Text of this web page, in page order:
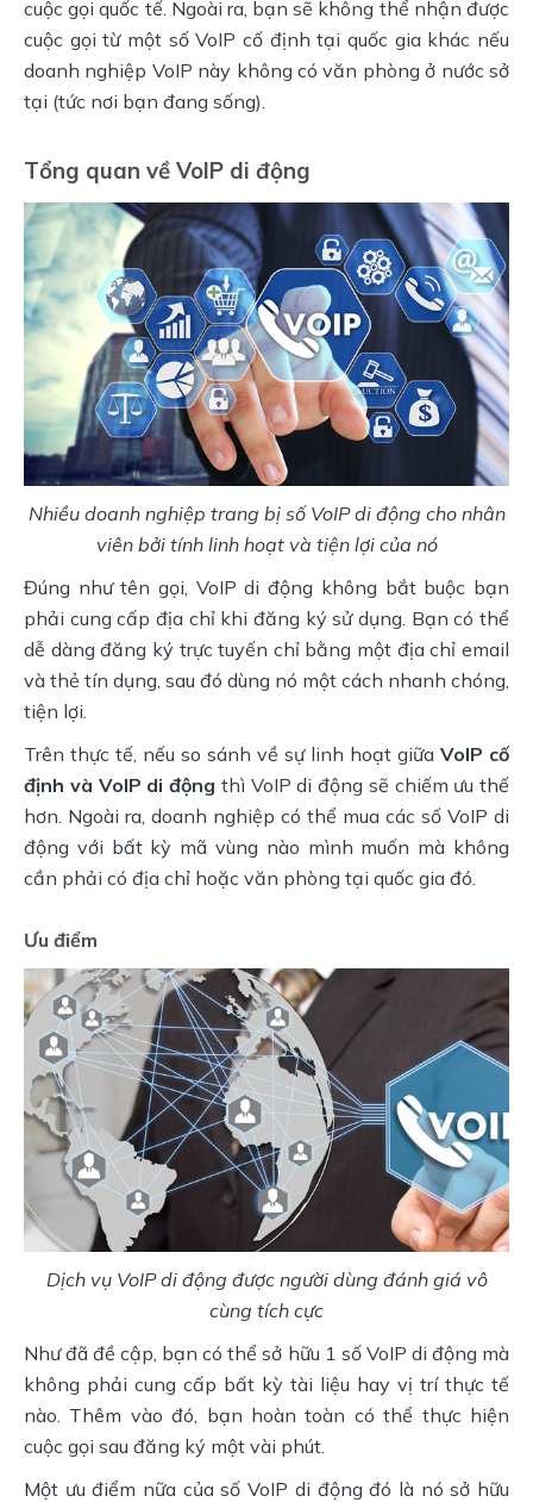
cuộc gọi quốc tế. Ngoài ra, bạn sẽ không thể nhận được
cuộc gọi từ một số VoIP cố định tại quốc gia khác nếu
doanh nghiệp VoIP này không có văn phòng ở nước sở
tại (tức nơi bạn đang sống).
Tổng quan về VoIP di động
Nhiều doanh nghiệp trang bị số VoIP di động cho nhân
viên bởi tính linh hoạt và tiện lợi của nó
Đúng như tên gọi, VoIP di động không bắt buộc bạn
phải cung cấp địa chỉ khi đăng ký sử dụng. Bạn có thể
dễ dàng đăng ký trực tuyến chỉ bằng một địa chỉ email
và thẻ tín dụng, sau đó dùng nó một cách nhanh chóng,
tiện lợi.
Trên thực tế, nếu so sánh về sự linh hoạt giữa VoIP cố
định và VoIP di động thì VoIP di động sẽ chiếm ưu thế
hơn. Ngoài ra, doanh nghiệp có thể mua các số VoIP di
động với bất kỳ mã vùng nào mình muốn mà không
cần phải có địa chỉ hoặc văn phòng tại quốc gia đó.
Ưu điểm
Dịch vụ VoIP di động được người dùng đánh giá vô
cùng tích cực
Như đã đề cập, bạn có thể sở hữu 1 số VoIP di động mà
không phải cung cấp bất kỳ tài liệu hay vị trí thực tế
nào. Thêm vào đó, bạn hoàn toàn có thể thực hiện
cuộc gọi sau đăng ký một vài phút.
Một ưu điểm nữa của số VoIP di động đó là nó sở hữu